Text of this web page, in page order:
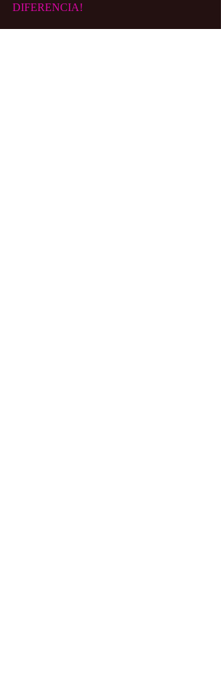
DIFERENCIA!